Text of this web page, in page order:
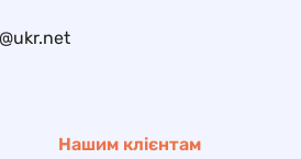
Нашим клієнтам